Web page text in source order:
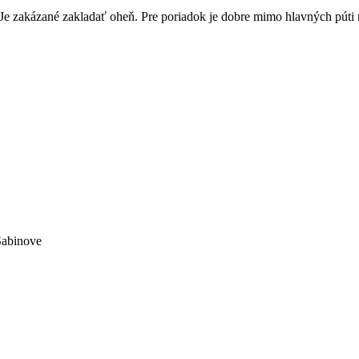
zakázané zakladať oheň. Pre poriadok je dobre mimo hlavných